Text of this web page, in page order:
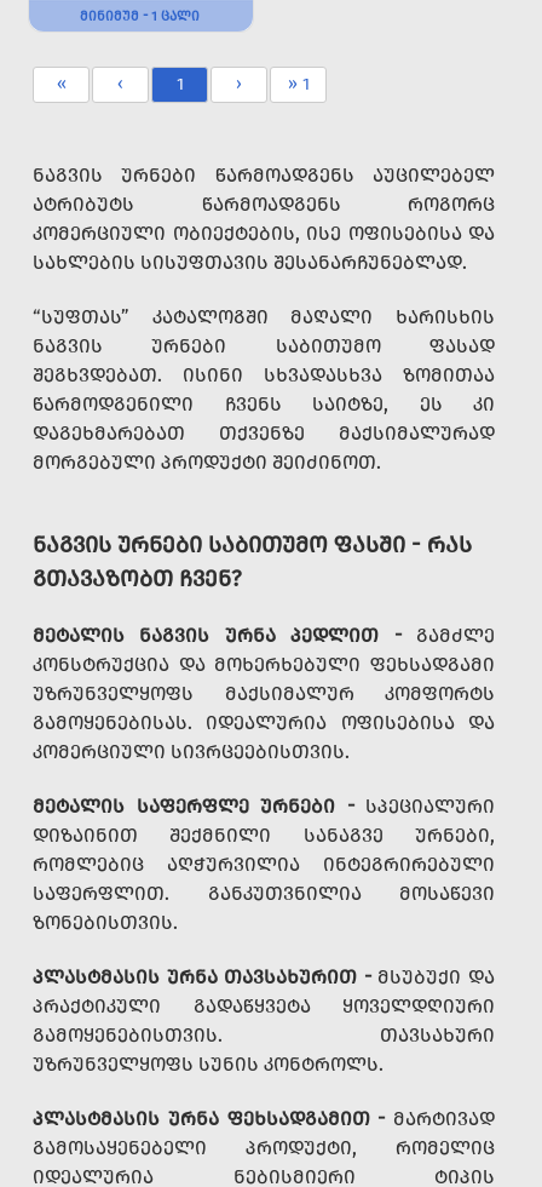
ᲛᲘᲜᲘᲛᲣᲛ - 1 ᲪᲐᲚᲘ
« ‹ 1 › » 1
ᲜᲐᲒᲕᲘᲡ ᲣᲠᲜᲔᲑᲘ ᲬᲐᲠᲛᲝᲐᲓᲒᲔᲜᲡ ᲐᲣᲪᲘᲚᲔᲑᲔᲚ
ᲐᲢᲠᲘᲑᲣᲢᲡ ᲬᲐᲠᲛᲝᲐᲓᲒᲔᲜᲡ ᲠᲝᲒᲝᲠᲪ
ᲙᲝᲛᲔᲠᲪᲘᲣᲚᲘ ᲝᲑᲘᲔᲥᲢᲔᲑᲘᲡ, ᲘᲡᲔ ᲝᲤᲘᲡᲔᲑᲘᲡᲐ ᲓᲐ
ᲡᲐᲮᲚᲔᲑᲘᲡ ᲡᲘᲡᲣᲤᲗᲐᲕᲘᲡ ᲨᲔᲡᲐᲜᲐᲠᲩᲣᲜᲔᲑᲚᲐᲓ.
“ᲡᲣᲤᲗᲐᲡ” ᲙᲐᲢᲐᲚᲝᲒᲨᲘ ᲛᲐᲦᲐᲚᲘ ᲮᲐᲠᲘᲡᲮᲘᲡ
ᲜᲐᲒᲕᲘᲡ ᲣᲠᲜᲔᲑᲘ ᲡᲐᲑᲘᲗᲣᲛᲝ ᲤᲐᲡᲐᲓ
ᲨᲔᲒᲮᲕᲓᲔᲑᲐᲗ. ᲘᲡᲘᲜᲘ ᲡᲮᲕᲐᲓᲐᲡᲮᲕᲐ ᲖᲝᲛᲘᲗᲐᲐ
ᲬᲐᲠᲛᲝᲓᲒᲔᲜᲘᲚᲘ ᲩᲕᲔᲜᲡ ᲡᲐᲘᲢᲖᲔ, ᲔᲡ ᲙᲘ
ᲓᲐᲒᲔᲮᲛᲐᲠᲔᲑᲐᲗ ᲗᲥᲕᲔᲜᲖᲔ ᲛᲐᲥᲡᲘᲛᲐᲚᲣᲠᲐᲓ
ᲛᲝᲠᲒᲔᲑᲣᲚᲘ ᲞᲠᲝᲓᲣᲥᲢᲘ ᲨᲔᲘᲫᲘᲜᲝᲗ.
ᲜᲐᲒᲕᲘᲡ ᲣᲠᲜᲔᲑᲘ ᲡᲐᲑᲘᲗᲣᲛᲝ ᲤᲐᲡᲨᲘ - ᲠᲐᲡ
ᲒᲗᲐᲕᲐᲖᲝᲑᲗ ᲩᲕᲔᲜ?
ᲛᲔᲢᲐᲚᲘᲡ ᲜᲐᲒᲕᲘᲡ ᲣᲠᲜᲐ ᲞᲔᲓᲚᲘᲗ - ᲒᲐᲛᲫᲚᲔ
ᲙᲝᲜᲡᲢᲠᲣᲥᲪᲘᲐ ᲓᲐ ᲛᲝᲮᲔᲠᲮᲔᲑᲣᲚᲘ ᲤᲔᲮᲡᲐᲓᲒᲐᲛᲘ
ᲣᲖᲠᲣᲜᲕᲔᲚᲧᲝᲤᲡ ᲛᲐᲥᲡᲘᲛᲐᲚᲣᲠ ᲙᲝᲛᲤᲝᲠᲢᲡ
ᲒᲐᲛᲝᲧᲔᲜᲔᲑᲘᲡᲐᲡ. ᲘᲓᲔᲐᲚᲣᲠᲘᲐ ᲝᲤᲘᲡᲔᲑᲘᲡᲐ ᲓᲐ
ᲙᲝᲛᲔᲠᲪᲘᲣᲚᲘ ᲡᲘᲕᲠᲪᲔᲔᲑᲘᲡᲗᲕᲘᲡ.
ᲛᲔᲢᲐᲚᲘᲡ ᲡᲐᲤᲔᲠᲤᲚᲔ ᲣᲠᲜᲔᲑᲘ -ᲡᲞᲔᲪᲘᲐᲚᲣᲠᲘ
ᲓᲘᲖᲐᲘᲜᲘᲗ ᲨᲔᲥᲛᲜᲘᲚᲘ ᲡᲐᲜᲐᲒᲕᲔ ᲣᲠᲜᲔᲑᲘ,
ᲠᲝᲛᲚᲔᲑᲘᲪ ᲐᲦᲭᲣᲠᲕᲘᲚᲘᲐ ᲘᲜᲢᲔᲒᲠᲘᲠᲔᲑᲣᲚᲘ
ᲡᲐᲤᲔᲠᲤᲚᲘᲗ. ᲒᲐᲜᲙᲣᲗᲕᲜᲘᲚᲘᲐ ᲛᲝᲡᲐᲬᲔᲕᲘ
ᲖᲝᲜᲔᲑᲘᲡᲗᲕᲘᲡ.
ᲞᲚᲐᲡᲢᲛᲐᲡᲘᲡ ᲣᲠᲜᲐ ᲗᲐᲕᲡᲐᲮᲣᲠᲘᲗ -ᲛᲡᲣᲑᲣᲥᲘ ᲓᲐ
ᲞᲠᲐᲥᲢᲘᲙᲣᲚᲘ ᲒᲐᲓᲐᲬᲧᲕᲔᲢᲐ ᲧᲝᲕᲔᲚᲓᲦᲘᲣᲠᲘ
ᲒᲐᲛᲝᲧᲔᲜᲔᲑᲘᲡᲗᲕᲘᲡ. ᲗᲐᲕᲡᲐᲮᲣᲠᲘ
ᲣᲖᲠᲣᲜᲕᲔᲚᲧᲝᲤᲡ ᲡᲣᲜᲘᲡ ᲙᲝᲜᲢᲠᲝᲚᲡ.
ᲞᲚᲐᲡᲢᲛᲐᲡᲘᲡ ᲣᲠᲜᲐ ᲤᲔᲮᲡᲐᲓᲒᲐᲛᲘᲗ -ᲛᲐᲠᲢᲘᲕᲐᲓ
ᲒᲐᲛᲝᲡᲐᲧᲔᲜᲔᲑᲔᲚᲘ ᲞᲠᲝᲓᲣᲥᲢᲘ, ᲠᲝᲛᲔᲚᲘᲪ
ᲘᲓᲔᲐᲚᲣᲠᲘᲐ ᲜᲔᲑᲘᲡᲛᲘᲔᲠᲘ ᲢᲘᲞᲘᲡ